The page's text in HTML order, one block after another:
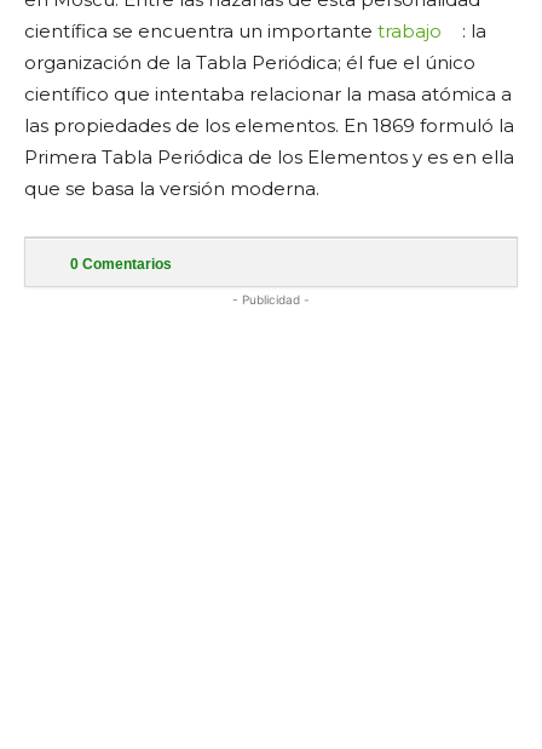
científica se encuentra un importante trabajo
: la
organización de la Tabla Periódica; él fue el único
científico que intentaba relacionar la masa atómica a
las propiedades de los elementos. En 1869 formuló la
Primera Tabla Periódica de los Elementos y es en ella
que se basa la versión moderna.
0 Comentarios
- Publicidad -